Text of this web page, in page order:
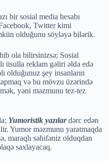
bir sosial media hesabı
Twitter kimi
olduğunu söyləyə bilərik.
ola bilirsinizsə; Sosial
üsulla reklam gəliri əldə edə
olduğunuz şey insanların
və bu mövzu üzərində
yəni məzmunu tez-tez
Yumoristik yazılardərc edən
Yumor məzmunu yaratmaqda
maraqlı səhifəniz olduqdan
saxlayacaq.